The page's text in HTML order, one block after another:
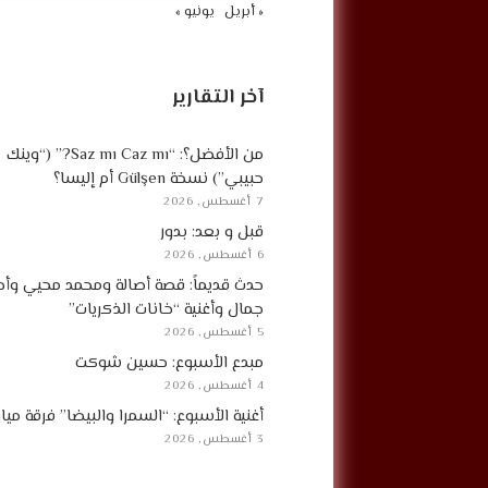
« أبريل يونيو »
آخر التقارير
من الأفضل؟: “Saz mı Caz mı?” (“وينك
حبيبي”) نسخة Gülşen أم إليسا؟
7 أغسطس, 2026
قبل و بعد: بدور
6 أغسطس, 2026
حدث قديماً: قصة أصالة ومحمد محيي
جمال وأغنية “خانات الذكريات”
5 أغسطس, 2026
مبدع الأسبوع: حسين شوكت
4 أغسطس, 2026
أغنية الأسبوع: “السمرا والبيضا” فرقة
3 أغسطس, 2026